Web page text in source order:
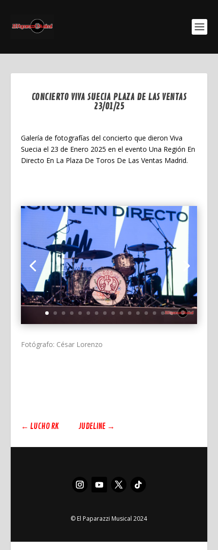
CONCIERTO VIVA SUECIA PLAZA DE LAS VENTAS
23/01/25
Galería de fotografías del concierto que dieron Viva
Suecia el 23 de Enero 2025 en el evento Una Región En
Directo En La Plaza De Toros De Las Ventas Madrid.
Fotógrafo: César Lorenzo
← LUCHO RK JUDELINE→
© El Paparazzi Musical 2024